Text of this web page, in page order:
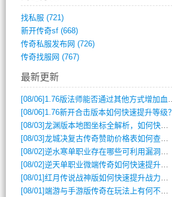
找私服 (721)
新开传奇sf(668)
传奇私服发布网 (726)
传奇找服网 (767)
最新更新
[08/06] 1.76版法师能否通过其他方式增加血量？
[08/06] 1.76新开合击版本如何快速提升等级？
[08/03]龙渊版本地图坐标全解析，如何快速定位BOSS位置？
[08/03]龙城决复古传奇赞助价格表如何查询？
[08/02]逆水寒单职业存在哪些可利用漏洞？如何快速提升战力？
[08/02]逆天单职业微端传奇如何快速提升战力？新手必看攻略
[08/01]红月传说战神版如何快速提升战力？新手攻略全解析？
[08/01]端游与手游版传奇在玩法上有何不同？